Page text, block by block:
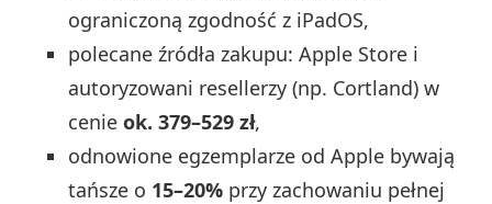
ograniczoną zgodność z iPadOS,
polecane źródła zakupu: Apple Store i
autoryzowani resellerzy (np. Cortland) w
cenieok. 379–529 zł,
odnowione egzemplarze od Apple bywają
tańsze o 15–20% przy zachowaniu pełnej